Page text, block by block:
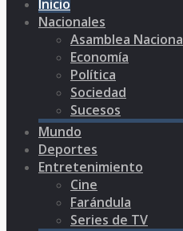
Inicio
Nacionales
Asamblea
Economía
Política
Sociedad
Sucesos
Mundo
Deportes
Entretenimiento
Cine
Farándula
Series de TV